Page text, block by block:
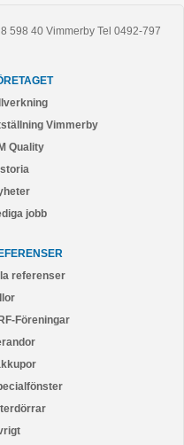
598 40 Vimmerby Tel 0492-797
Vimmerby
Quality
jobb
referenser
Föreningar